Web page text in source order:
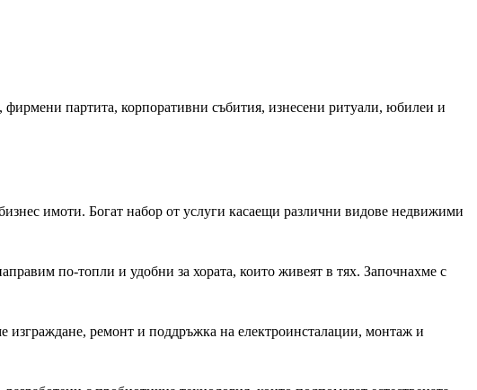
фирмени партита, корпоративни събития, изнесени ритуали, юбилеи и
имоти. Богат набор от услуги касаещи различни видове недвижими
по-топли и удобни за хората, които живеят в тях. Започнахме с
ремонт и поддръжка на електроинсталации, монтаж и